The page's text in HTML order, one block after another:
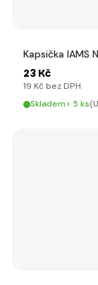
Kapsička IAMS
23 Kč
19 Kč bez DPH
Skladem> 5 ks